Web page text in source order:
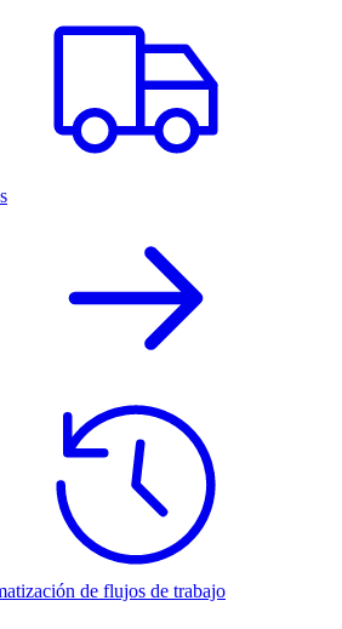
de flujos de trabajo